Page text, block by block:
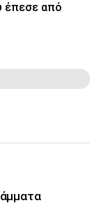
έπεσε από